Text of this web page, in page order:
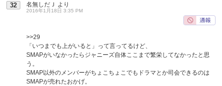
32 名無しだＪ より
2016年1月18日 3:35 PM
>>29
「いつまでも上がいると」って言ってるけど、
SMAPがいなかったらジャニーズ自体ここまで繁栄してなかったと思
う。
SMAP以外のメンバーがちょこちょこでもドラマとか司会できるのは
SMAPが売れたおかげ。